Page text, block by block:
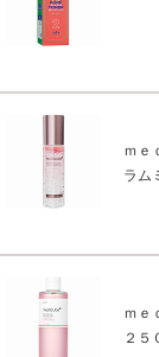
ｍｅ
ラム
ｍｅ
２５